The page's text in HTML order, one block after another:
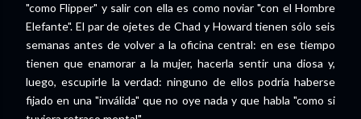
"como Flipper" y salir con ella es como noviar "con el Hombre
Elefante". El par de ojetes de Chad y Howard tienen sólo seis
semanas antes de volver a la oficina central: en ese tiempo
tienen que enamorar a la mujer, hacerla sentir una diosa y,
luego, escupirle la verdad: ninguno de ellos podría haberse
fijado en una "inválida" que no oye nada y que habla "como si